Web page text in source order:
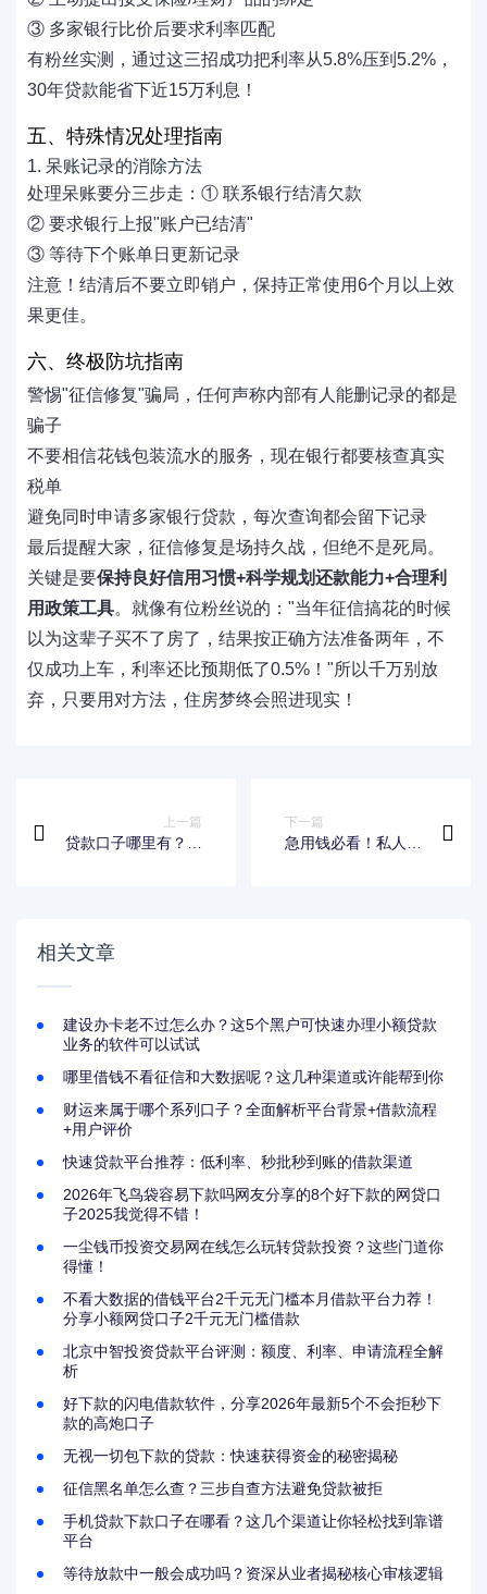
③ 多家银行比价后要求利率匹配
有粉丝实测，通过这三招成功把利率从5.8%压到5.2%，
30年贷款能省下近15万利息！
五、特殊情况处理指南
1. 呆账记录的消除方法
处理呆账要分三步走：① 联系银行结清欠款
② 要求银行上报"账户已结清"
③ 等待下个账单日更新记录
注意！结清后不要立即销户，保持正常使用6个月以上效
果更佳。
六、终极防坑指南
警惕"征信修复"骗局，任何声称内部有人能删记录的都是
骗子
不要相信花钱包装流水的服务，现在银行都要核查真实
税单
避免同时申请多家银行贷款，每次查询都会留下记录
最后提醒大家，征信修复是场持久战，但绝不是死局。
关键是要保持良好信用习惯+科学规划还款能力+合理利
用政策工具。就像有位粉丝说的："当年征信搞花的时候
以为这辈子买不了房了，结果按正确方法准备两年，不
仅成功上车，利率还比预期低了0.5%！"所以千万别放
弃，只要用对方法，住房梦终会照进现实！
上一篇
贷款口子哪里有？这
下一篇
急用钱必看！私人借
相关文章
建设办卡老不过怎么办？这5个黑户可快速办理小额贷款
业务的软件可以试试
哪里借钱不看征信和大数据呢？这几种渠道或许能帮到你
财运来属于哪个系列口子？全面解析平台背景+借款流程
+用户评价
快速贷款平台推荐：低利率、秒批秒到账的借款渠道
2026年飞鸟袋容易下款吗网友分享的8个好下款的网贷口
子2025我觉得不错！
一尘钱币投资交易网在线怎么玩转贷款投资？这些门道你
得懂！
不看大数据的借钱平台2千元无门槛本月借款平台力荐！
分享小额网贷口子2千元无门槛借款
北京中智投资贷款平台评测：额度、利率、申请流程全解
析
好下款的闪电借款软件，分享2026年最新5个不会拒秒下
款的高炮口子
无视一切包下款的贷款：快速获得资金的秘密揭秘
征信黑名单怎么查？三步自查方法避免贷款被拒
手机贷款下款口子在哪看？这几个渠道让你轻松找到靠谱
平台
等待放款中一般会成功吗？资深从业者揭秘核心审核逻辑